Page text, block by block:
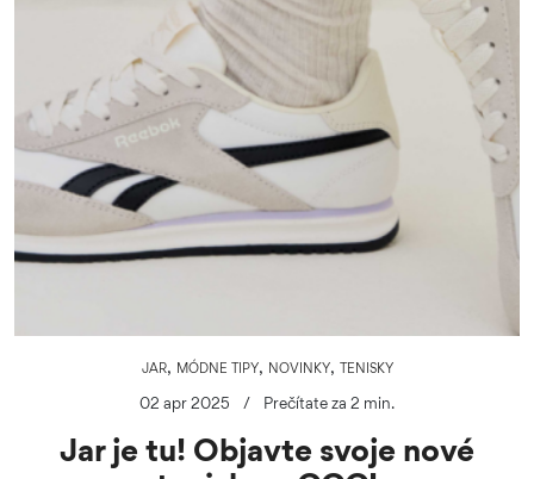
JAR, MÓDNE TIPY, NOVINKY, TENISKY
02 apr 2025 / Prečítate za 2 min.
Jar je tu! Objavte svoje nové